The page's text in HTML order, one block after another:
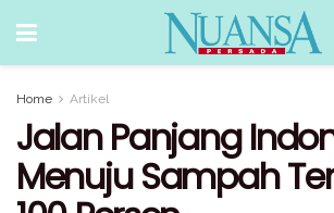
Home Artikel
Jalan Panjang
Menuju Sampah